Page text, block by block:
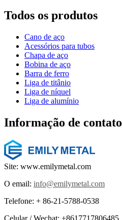
Todos os produtos
Cano de aço
Acessórios para tubos
Chapa de aço
Bobina de aço
Barra de ferro
Liga de titânio
Liga de níquel
Liga de alumínio
Informação de contato
Site: www.emilymetal.com
O email: info@emilymetal.com
Telefone: + 86-21-5788-0538
Celular / Wechat: +8617717806485